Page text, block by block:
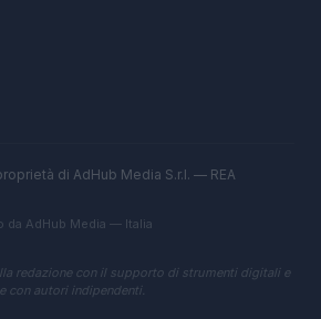
di AdHub Media S.r.l. — REA
da AdHub Media — Italia
redazione con il supporto di strumenti digitali e
con autori indipendenti.